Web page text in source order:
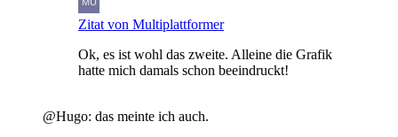
Zitat von Multiplattformer
Ok, es ist wohl das zweite. Alleine die Grafik
hatte mich damals schon beeindruckt!
@Hugo: das meinte ich auch.